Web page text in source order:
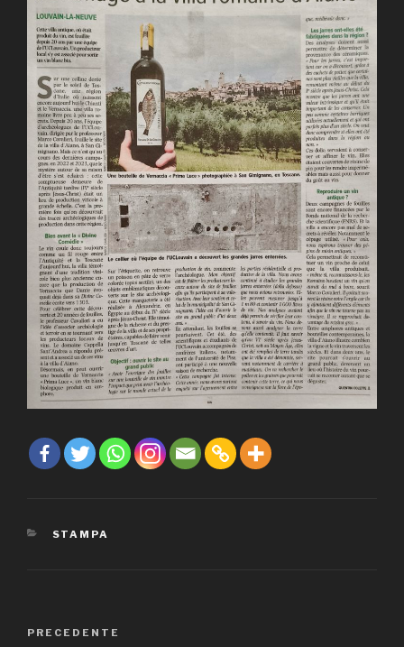
CATEGORIE
STAMPA
Articolo
PRECEDENTE